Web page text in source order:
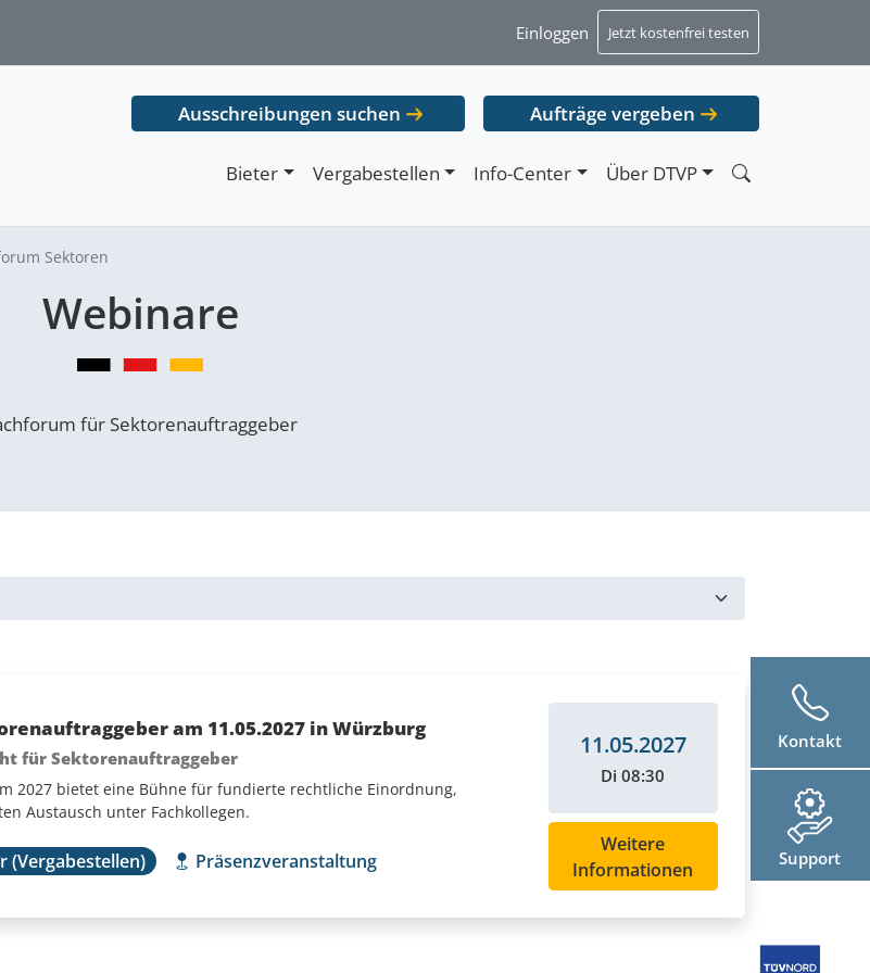
Einloggen Jetzt kostenfrei testen
Ausschreibungen suchen Aufträge vergeben
Bieter Vergabestellen Info-Center Über DTVP
Sektoren
Webinare
für Sektorenauftraggeber
am 11.05.2027 in Würzburg
für Sektorenauftraggeber
2027 bietet eine Bühne für fundierte rechtliche Einordnung,
Austausch unter Fachkollegen.
(Vergabestellen) Präsenzveranstaltung
11.05.2027
Di 08:30
Weitere
Informationen
Kontakt
Support